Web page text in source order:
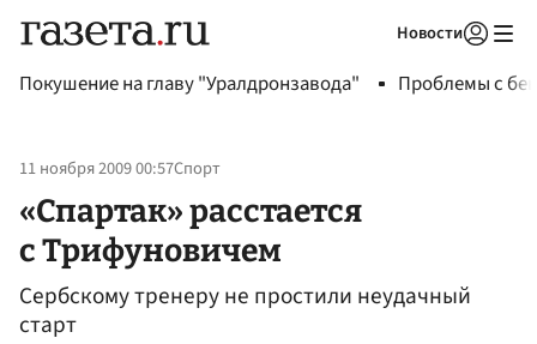
Новости
Покушение на главу "Уралдронзавода" Проблемы с
11 ноября 2009 00:57Спорт
«Спартак» расстается
с Трифуновичем
Сербскому тренеру не простили неудачный
старт